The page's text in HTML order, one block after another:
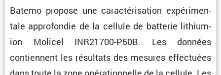
Batemo propose une carac­té­ri­sa­tion expéri­men­
tale appro­fondie de la cellule de batterie lithium-
ion Molicel INR21700-P50B. Les données
contiennent les résul­tats des mesures effec­tuées